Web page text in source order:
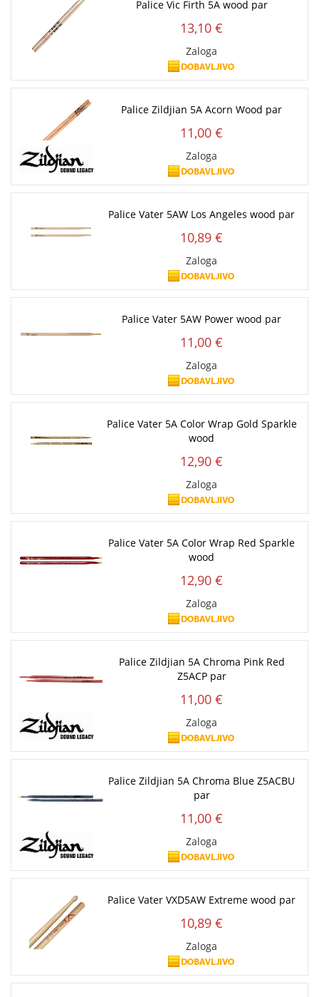
Palice Vic Firth 5A wood par
13,10 €
Zaloga
Palice Zildjian 5A Acorn Wood par
11,00 €
Zaloga
Palice Vater 5AW Los Angeles wood par
10,89 €
Zaloga
Palice Vater 5AW Power wood par
11,00 €
Zaloga
Palice Vater 5A Color Wrap Gold Sparkle
wood
12,90 €
Zaloga
Palice Vater 5A Color Wrap Red Sparkle
wood
12,90 €
Zaloga
Palice Zildjian 5A Chroma Pink Red
Z5ACP par
11,00 €
Zaloga
Palice Zildjian 5A Chroma Blue Z5ACBU
par
11,00 €
Zaloga
Palice Vater VXD5AW Extreme wood par
10,89 €
Zaloga